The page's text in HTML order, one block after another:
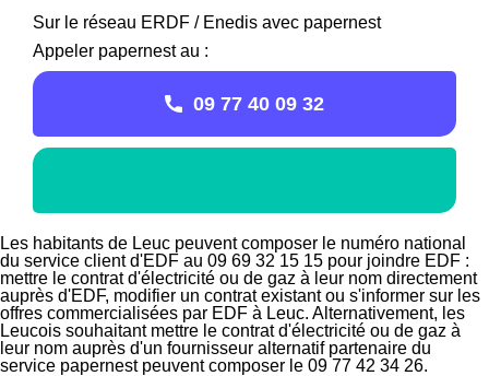
Sur le réseau ERDF / Enedis avec papernest
Appeler papernest au :
09 77 40 09 32
Les habitants de Leuc peuvent composer le numéro national
du service client d'EDF au 09 69 32 15 15 pour joindre EDF :
mettre le contrat d'électricité ou de gaz à leur nom directement
auprès d'EDF, modifier un contrat existant ou s'informer sur les
offres commercialisées par EDF à Leuc. Alternativement, les
Leucois souhaitant mettre le contrat d'électricité ou de gaz à
leur nom auprès d'un fournisseur alternatif partenaire du
service papernest peuvent composer le 09 77 42 34 26.